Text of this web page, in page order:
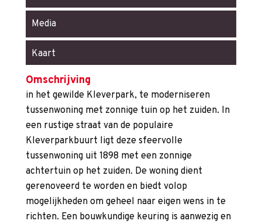
Media
Kaart
Omschrijving
in het gewilde Kleverpark, te moderniseren
tussenwoning met zonnige tuin op het zuiden. In
een rustige straat van de populaire
Kleverparkbuurt ligt deze sfeervolle
tussenwoning uit 1898 met een zonnige
achtertuin op het zuiden. De woning dient
gerenoveerd te worden en biedt volop
mogelijkheden om geheel naar eigen wens in te
richten. Een bouwkundige keuring is aanwezig en